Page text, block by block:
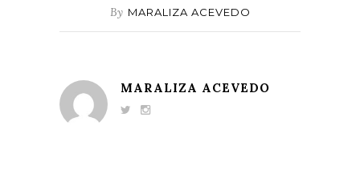
By MARALIZA ACEVEDO
MARALIZA ACEVEDO